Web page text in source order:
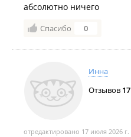
абсолютно ничего
Спасибо 0
Инна
Отзывов 17
отредактировано 17 июля 2026 г.